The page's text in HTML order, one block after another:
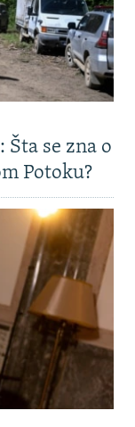
Šta se zna o
Potoku?